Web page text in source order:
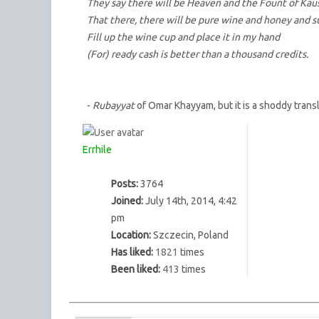
They say there will be Heaven and the Fount of
That there, there will be pure wine and honey and
Fill up the wine cup and place it in my hand
(For) ready cash is better than a thousand credits.
- Rubayyatof Omar Khayyam, but it is a shoddy
Errhile
Posts:3764
Joined:July 14th, 2014, 4:42
pm
Location:Szczecin, Poland
Has liked: 1821 times
Been liked: 413 times